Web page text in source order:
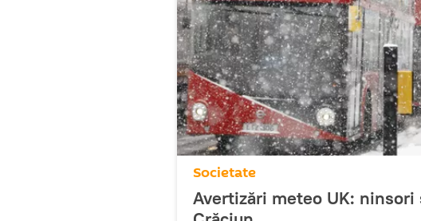
Societate
Avertizări meteo UK: